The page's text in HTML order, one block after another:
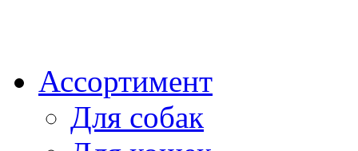
Ассортимент
Для собак